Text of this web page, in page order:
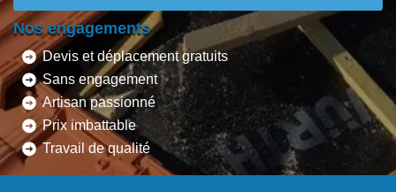
Nos engagements
Devis et déplacement gratuits
Sans engagement
Artisan passionné
Prix imbattable
Travail de qualité